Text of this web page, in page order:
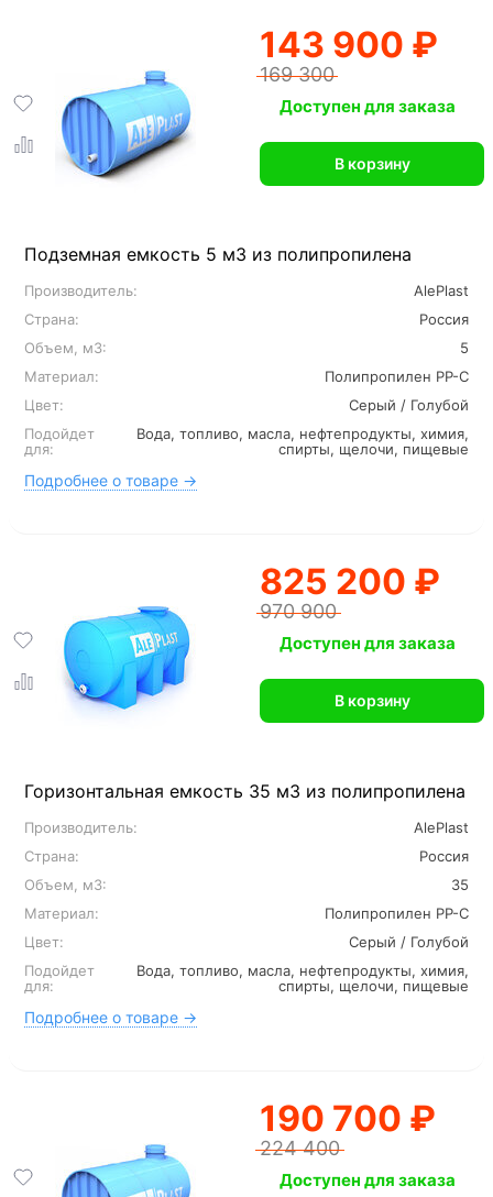
Подземная емкость 5 м3 из полипропилена
Производитель:
AlePlast
Страна:
Россия
Объем, м3:
5
Материал:
Полипропилен PP-C
Цвет:
Серый / Голубой
Подойдет
для:
Вода, топливо, масла, нефтепродукты, химия,
спирты, щелочи, пищевые
Подробнее о товаре →
143 900 ₽
169 300
Доступен для заказа
В корзину
Горизонтальная емкость 35 м3 из полипропилена
Производитель:
AlePlast
Страна:
Россия
Объем, м3:
35
Материал:
Полипропилен PP-C
Цвет:
Серый / Голубой
Подойдет
для:
Вода, топливо, масла, нефтепродукты, химия,
спирты, щелочи, пищевые
Подробнее о товаре →
825 200 ₽
970 900
Доступен для заказа
В корзину
190 700 ₽
224 400
Доступен для заказа